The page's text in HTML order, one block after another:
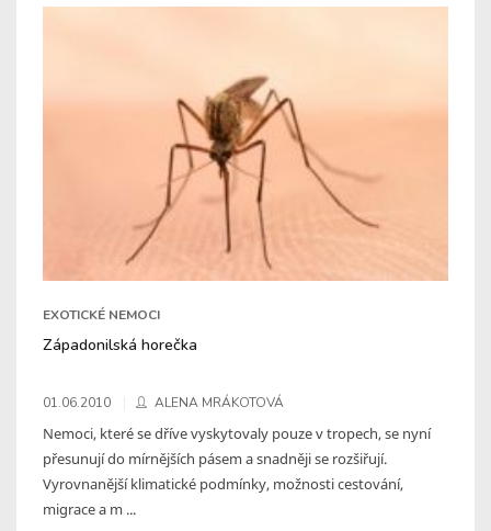
EXOTICKÉ NEMOCI
Západonilská horečka
01.06.2010 ALENA MRÁKOTOVÁ
Nemoci, které se dříve vyskytovaly pouze v tropech, se nyní
přesunují do mírnějších pásem a snadněji se rozšiřují.
Vyrovnanější klimatické podmínky, možnosti cestování,
migrace a m ...